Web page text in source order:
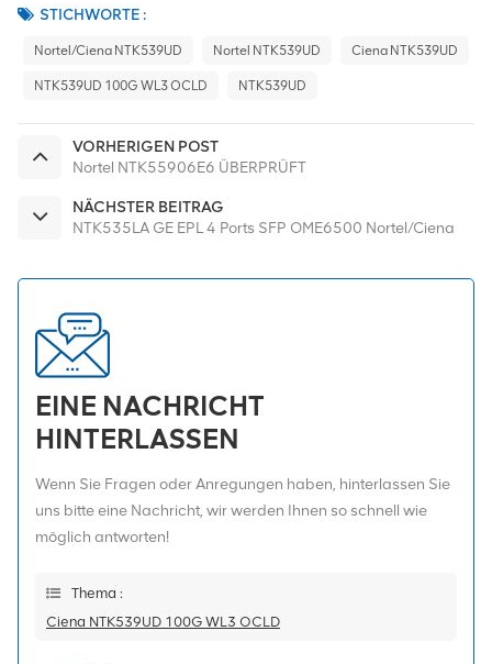
STICHWORTE :
Nortel/Ciena NTK539UD Nortel NTK539UD Ciena NTK539UD
NTK539UD 100G WL3 OCLD NTK539UD
VORHERIGEN POST
Nortel NTK55906E6 ÜBERPRÜFT
NÄCHSTER BEITRAG
NTK535LA GE EPL 4 Ports SFP OME6500 Nortel/Ciena
EINE NACHRICHT
HINTERLASSEN
Wenn Sie Fragen oder Anregungen haben, hinterlassen Sie
uns bitte eine Nachricht, wir werden Ihnen so schnell wie
möglich antworten!
Thema :
Ciena NTK539UD 100G WL3 OCLD